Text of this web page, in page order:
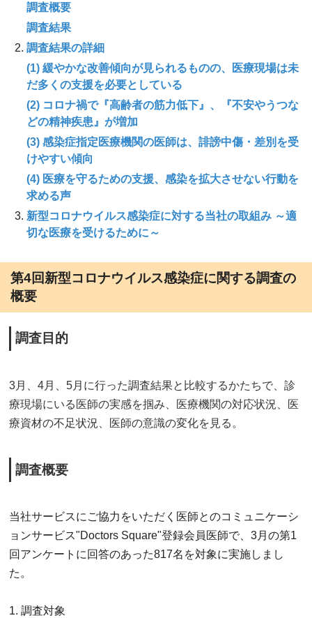
調査概要
調査結果
調査結果の詳細
(1) 緩やかな改善傾向が見られるものの、医療現場は未
だ多くの支援を必要としている
(2) コロナ禍で『高齢者の筋力低下』、『不安やうつな
どの精神疾患』が増加
(3) 感染症指定医療機関の医師は、誹謗中傷・差別を受
けやすい傾向
(4) 医療を守るための支援、感染を拡大させない行動を
求める声
新型コロナウイルス感染症に対する当社の取組み ～適
切な医療を受けるために～
第4回新型コロナウイルス感染症に関する調査の
概要
調査目的
3月、4月、5月に行った調査結果と比較するかたちで、診
療現場にいる医師の実感を掴み、医療機関の対応状況、医
療資材の不足状況、医師の意識の変化を見る。
調査概要
当社サービスにご協力をいただく医師とのコミュニケーシ
ョンサービス"Doctors Square"登録会員医師で、3月の第1
回アンケートに回答のあった817名を対象に実施しまし
た。
1. 調査対象